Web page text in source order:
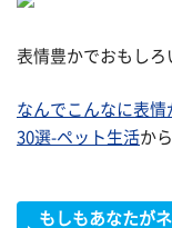
表情豊かでおもしろ
なんでこんなに表
30選-ペット生活か
もしもあなたが